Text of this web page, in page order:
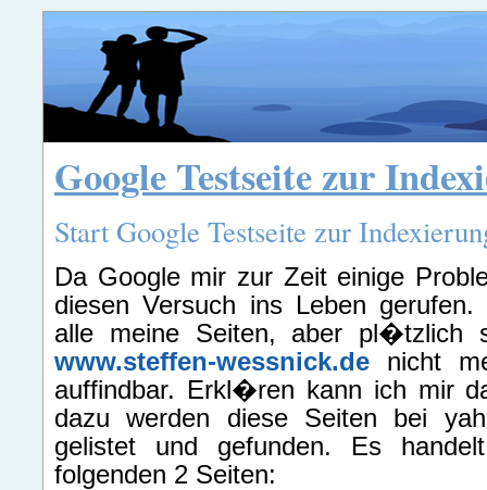
Google Testseite zur
Start Google Testseite zur
Da Google mir zur Zeit einige
diesen Versuch ins Leben
alle meine Seiten, aber pl�tzlich
www.steffen-wessnick.de nicht
auffindbar. Erkl�ren kann ich mir
dazu werden diese Seiten bei
gelistet und gefunden. Es
folgenden 2 Seiten: